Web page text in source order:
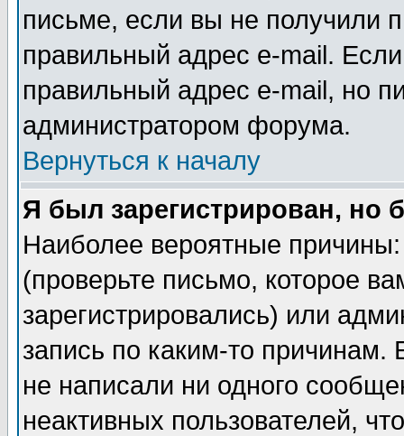
письме, если вы не получили
правильный адрес e-mail.
правильный адрес e-mail, но
администратором форума.
Вернуться к началу
Я был зарегистрирован, но
Наиболее вероятные
(проверьте письмо, которое
зарегистрировались) или
запись по каким-то
не написали ни одного
неактивных пользователей,